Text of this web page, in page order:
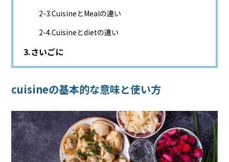
CuisineとMealの違い
Cuisineとdietの違い
さいごに
cuisineの基本的な意味と使い方